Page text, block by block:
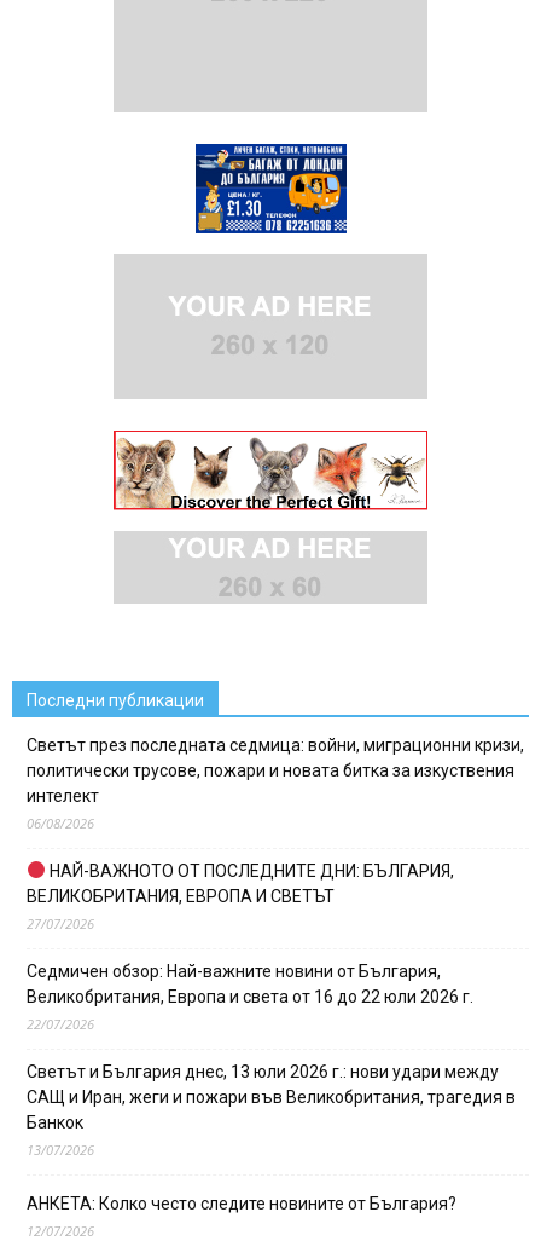
Последни публикации
Светът през последната седмица: войни, миграционни кризи,
политически трусове, пожари и новата битка за изкуствения
интелект
06/08/2026
НАЙ-ВАЖНОТО ОТ ПОСЛЕДНИТЕ ДНИ: БЪЛГАРИЯ,
ВЕЛИКОБРИТАНИЯ, ЕВРОПА И СВЕТЪТ
27/07/2026
Седмичен обзор: Най-важните новини от България,
Великобритания, Европа и света от 16 до 22 юли 2026 г.
22/07/2026
Светът и България днес, 13 юли 2026 г.: нови удари между
САЩ и Иран, жеги и пожари във Великобритания, трагедия в
Банкок
13/07/2026
АНКЕТА: Колко често следите новините от България?
12/07/2026